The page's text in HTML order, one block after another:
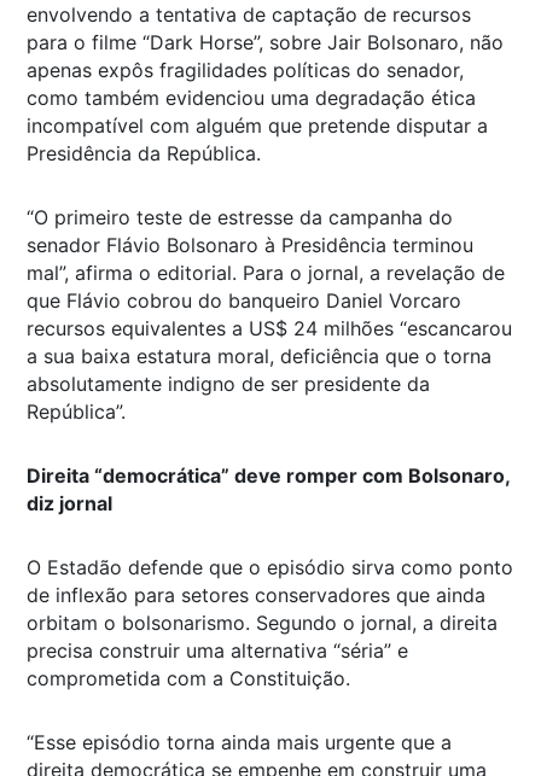
envolvendo a tentativa de captação de recursos
para o filme “Dark Horse”, sobre Jair Bolsonaro, não
apenas expôs fragilidades políticas do senador,
como também evidenciou uma degradação ética
incompatível com alguém que pretende disputar a
Presidência da República.
“O primeiro teste de estresse da campanha do
senador Flávio Bolsonaro à Presidência terminou
mal”, afirma o editorial. Para o jornal, a revelação de
que Flávio cobrou do banqueiro Daniel Vorcaro
recursos equivalentes a US$ 24 milhões “escancarou
a sua baixa estatura moral, deficiência que o torna
absolutamente indigno de ser presidente da
República”.
Direita “democrática” deve romper com Bolsonaro,
diz jornal
O Estadão defende que o episódio sirva como ponto
de inflexão para setores conservadores que ainda
orbitam o bolsonarismo. Segundo o jornal, a direita
precisa construir uma alternativa “séria” e
comprometida com a Constituição.
“Esse episódio torna ainda mais urgente que a
direita democrática se empenhe em construir uma